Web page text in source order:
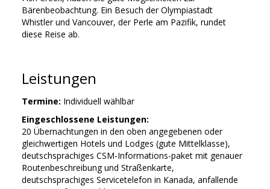
Bärenbeobachtung. Ein Besuch der Olympiastadt
Whistler und Vancouver, der Perle am Pazifik, rundet
diese Reise ab.
Leistungen
Termine: Individuell wählbar
Eingeschlossene Leistungen:
20 Übernachtungen in den oben angegebenen oder
gleichwertigen Hotels und Lodges (gute Mittelklasse),
deutschsprachiges CSM-Informations-paket mit genauer
Routenbeschreibung und Straßenkarte,
deutschsprachiges Servicetelefon in Kanada, anfallende